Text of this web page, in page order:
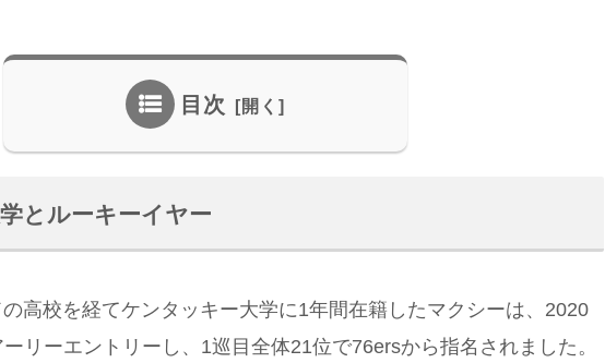
目次
とルーキーイヤー
高校を経てケンタッキー大学に1年間在籍したマクシーは、2020
リーエントリーし、1巡目全体21位で76ersから指名されました。